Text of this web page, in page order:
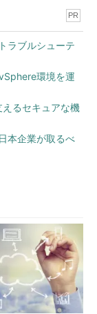
PR
ラブルシューテ
環境を運
るセキュアな機
本企業が取るべ